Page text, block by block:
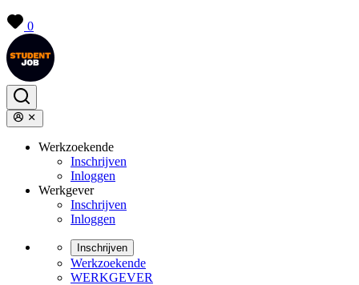
0
Werkzoekende
Inschrijven
Inloggen
Werkgever
Inschrijven
Inloggen
Inschrijven
Werkzoekende
WERKGEVER